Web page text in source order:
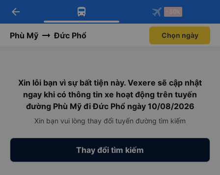
Tải app Vexere ngay!
Nhận ưu đãi thành viên độc
Mở app
Tải app Vexere
-30k/ghế khi đặt vé máy bay qua
Mở app
arrow_back -30k
Phù Mỹ Đức Phổ Chọn ngày
Xin lỗi bạn vì sự bất tiện này. Vexere sẽ cập nhật
ngay khi có thông tin xe hoạt động trên tuyến
đường Phù Mỹ đi Đức Phổ ngày 10/08/2026
Xin bạn vui lòng thay đổi tuyến đường tìm kiếm
Thay đổi tìm kiếm